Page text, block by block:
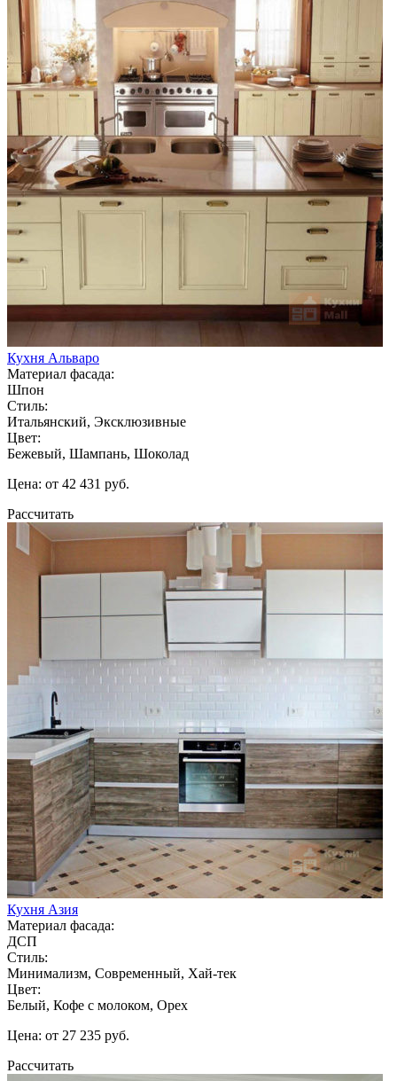
Кухня Альваро
Материал фасада:
Шпон
Стиль:
Итальянский, Эксклюзивные
Цвет:
Бежевый, Шампань, Шоколад
Цена: от 42 431 руб.
Рассчитать
Кухня Азия
Материал фасада:
ДСП
Стиль:
Минимализм, Современный, Хай-тек
Цвет:
Белый, Кофе с молоком, Орех
Цена: от 27 235 руб.
Рассчитать